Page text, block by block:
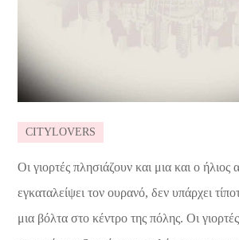
CITYLOVERS
Οι γιορτές πλησιάζουν και μια και ο ήλιος
εγκαταλείψει τον ουρανό, δεν υπάρχει
μια βόλτα στο κέντρο της πόλης. Οι